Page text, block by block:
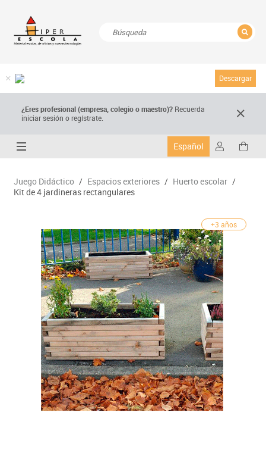
Descargar
¿Eres profesional (empresa, colegio o maestro)? Recuerda
iniciar sesión o regístrate.
Español
Juego Didáctico / Espacios exteriores / Huerto escolar /
Kit de 4 jardineras rectangulares
+3 años